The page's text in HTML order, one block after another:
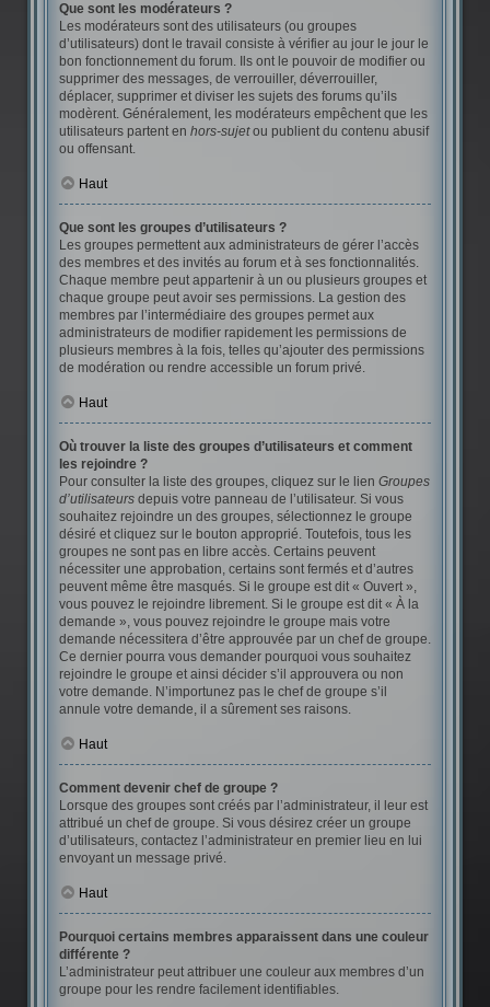
Que sont les modérateurs ?
Les modérateurs sont des utilisateurs (ou groupes
d’utilisateurs) dont le travail consiste à vérifier au jour le jour le
bon fonctionnement du forum. Ils ont le pouvoir de modifier ou
supprimer des messages, de verrouiller, déverrouiller,
déplacer, supprimer et diviser les sujets des forums qu’ils
modèrent. Généralement, les modérateurs empêchent que les
utilisateurs partent en hors-sujetou publient du contenu abusif
ou offensant.
Haut
Que sont les groupes d’utilisateurs ?
Les groupes permettent aux administrateurs de gérer l’accès
des membres et des invités au forum et à ses fonctionnalités.
Chaque membre peut appartenir à un ou plusieurs groupes et
chaque groupe peut avoir ses permissions. La gestion des
membres par l’intermédiaire des groupes permet aux
administrateurs de modifier rapidement les permissions de
plusieurs membres à la fois, telles qu’ajouter des permissions
de modération ou rendre accessible un forum privé.
Haut
Où trouver la liste des groupes d’utilisateurs et comment
les rejoindre ?
Pour consulter la liste des groupes, cliquez sur le lien Groupes
d’utilisateursdepuis votre panneau de l’utilisateur. Si vous
souhaitez rejoindre un des groupes, sélectionnez le groupe
désiré et cliquez sur le bouton approprié. Toutefois, tous les
groupes ne sont pas en libre accès. Certains peuvent
nécessiter une approbation, certains sont fermés et d’autres
peuvent même être masqués. Si le groupe est dit « Ouvert »,
vous pouvez le rejoindre librement. Si le groupe est dit « À la
demande », vous pouvez rejoindre le groupe mais votre
demande nécessitera d’être approuvée par un chef de groupe.
Ce dernier pourra vous demander pourquoi vous souhaitez
rejoindre le groupe et ainsi décider s’il approuvera ou non
votre demande. N’importunez pas le chef de groupe s’il
annule votre demande, il a sûrement ses raisons.
Haut
Comment devenir chef de groupe ?
Lorsque des groupes sont créés par l’administrateur, il leur est
attribué un chef de groupe. Si vous désirez créer un groupe
d’utilisateurs, contactez l’administrateur en premier lieu en lui
envoyant un message privé.
Haut
Pourquoi certains membres apparaissent dans une couleur
différente ?
L’administrateur peut attribuer une couleur aux membres d’un
groupe pour les rendre facilement identifiables.